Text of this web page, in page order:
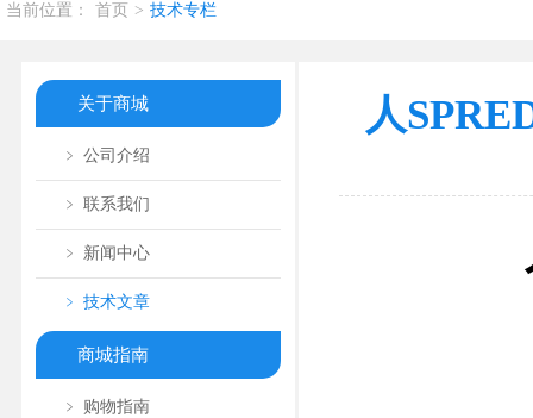
当前位置： 首页 > 技术专栏
关于商城
﹥ 公司介绍
﹥ 联系我们
﹥ 新闻中心
﹥ 技术文章
商城指南
﹥ 购物指南
人